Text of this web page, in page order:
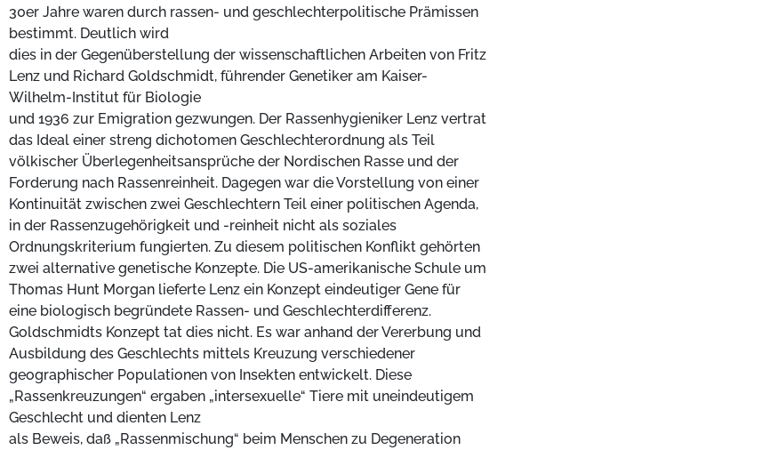
30er Jahre waren durch rassen- und geschlechterpolitische Prämissen
bestimmt. Deutlich wird
dies in der Gegenüberstellung der wissenschaftlichen Arbeiten von Fritz
Lenz und Richard Goldschmidt, führender Genetiker am Kaiser-
Wilhelm-Institut für Biologie
und 1936 zur Emigration gezwungen. Der Rassenhygieniker Lenz vertrat
das Ideal einer streng dichotomen Geschlechterordnung als Teil
völkischer Überlegenheitsansprüche der Nordischen Rasse und der
Forderung nach Rassenreinheit. Dagegen war die Vorstellung von einer
Kontinuität zwischen zwei Geschlechtern Teil einer politischen Agenda,
in der Rassenzugehörigkeit und -reinheit nicht als soziales
Ordnungskriterium fungierten. Zu diesem politischen Konflikt gehörten
zwei alternative genetische Konzepte. Die US-amerikanische Schule um
Thomas Hunt Morgan lieferte Lenz ein Konzept eindeutiger Gene für
eine biologisch begründete Rassen- und Geschlechterdifferenz.
Goldschmidts Konzept tat dies nicht. Es war anhand der Vererbung und
Ausbildung des Geschlechts mittels Kreuzung verschiedener
geographischer Populationen von Insekten entwickelt. Diese
„Rassenkreuzungen“ ergaben „intersexuelle“ Tiere mit uneindeutigem
Geschlecht und dienten Lenz
als Beweis, daß „Rassenmischung“ beim Menschen zu Degeneration